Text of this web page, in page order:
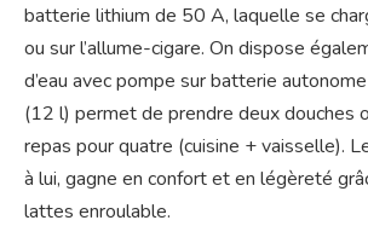
batterie lithium de 50 A, laquelle se
ou sur l’allume-cigare. On dispose
d’eau avec pompe sur batterie
(12 l) permet de prendre deux douches
repas pour quatre (cuisine + vaisselle).
à lui, gagne en confort et en légèreté
lattes enroulable.